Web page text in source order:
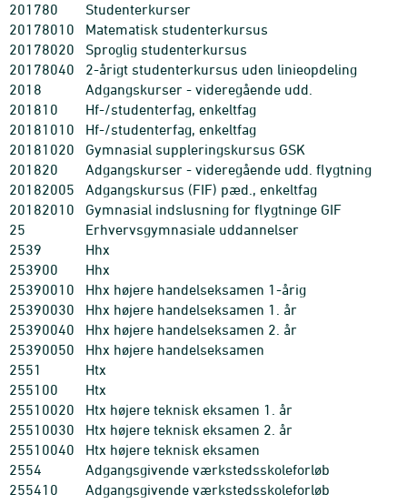
201780
Studenterkurser
20178010
Matematisk studenterkursus
20178020
Sproglig studenterkursus
20178040
2-årigt studenterkursus uden linieopdeling
2018
Adgangskurser - videregående udd.
201810
Hf-/studenterfag, enkeltfag
20181010
Hf-/studenterfag, enkeltfag
20181020
Gymnasial suppleringskursus GSK
201820
Adgangskurser - videregående udd. flygtning
20182005
Adgangskursus (FIF) pæd., enkeltfag
20182010
Gymnasial indslusning for flygtninge GIF
25
Erhvervsgymnasiale uddannelser
2539
Hhx
253900
Hhx
25390010
Hhx højere handelseksamen 1-årig
25390030
Hhx højere handelseksamen 1. år
25390040
Hhx højere handelseksamen 2. år
25390050
Hhx højere handelseksamen
2551
Htx
255100
Htx
25510020
Htx højere teknisk eksamen 1. år
25510030
Htx højere teknisk eksamen 2. år
25510040
Htx højere teknisk eksamen
2554
Adgangsgivende værkstedsskoleforløb
255410
Adgangsgivende værkstedsskoleforløb